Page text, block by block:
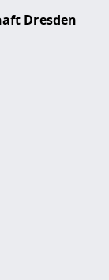
Dresden